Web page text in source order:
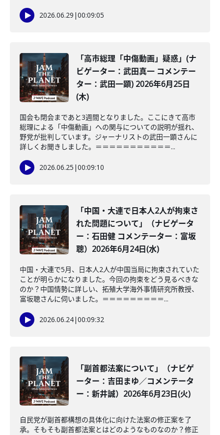
2026.06.29 |00:09:05
「高市総理「中傷動画」疑惑」(ナ
ビゲーター：武田真一 コメンテー
ター：武田一顕) 2026年6月25日
(木)
国会も閉会まであと3週間となりました。ここにきて高市
総理による「中傷動画」への関与についての説明が揺れ、
野党が批判しています。ジャーナリストの武田一顕さんに
詳しくお聞きしました。＝＝＝＝＝＝＝＝＝＝＝...
2026.06.25 |00:09:10
「中国・大連で日本人2人が拘束さ
れた問題について」（ナビゲータ
ー：石田健 コメンテーター：富坂
聰）2026年6月24日(水)
中国・大連で5月、日本人2人が中国当局に拘束されていた
ことが明らかになりました。今回の拘束をどう見るべきな
のか？中国情勢に詳しい、拓殖大学海外事情研究所教授、
富坂聰さんに伺いました。＝＝＝＝＝＝＝＝＝...
2026.06.24|00:09:32
「副首都法案について」（ナビゲ
ーター：吉田まゆ／コメンテータ
ー：新井誠）2026年6月23日(火)
自民党が副首都構想の具体化に向けた法案の修正案を了
承。そもそも副首都法案とはどのようなものなのか？修正